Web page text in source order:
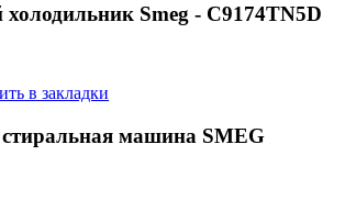
Smeg - C9174TN5D
в закладки
машина SMEG